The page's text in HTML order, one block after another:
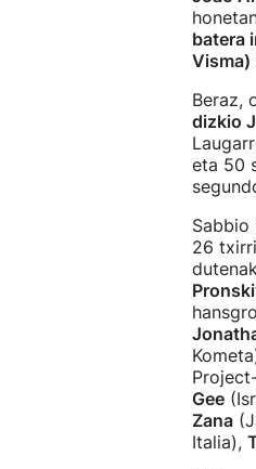
batera
Visma)
Beraz,
dizkio
eta 50
Sabbio
26
Gee
Zana
Italia),